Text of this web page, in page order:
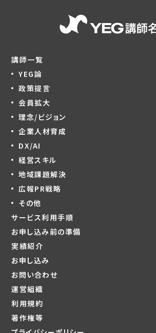
講師一覧
YEG論
政策提言
会員拡大
理念/ビジョン
企業人材育成
DX/AI
経営スキル
地域課題解決
広報PR戦略
その他
サービス利用手順
お申し込み前の準備
実績紹介
お申し込み
お問い合わせ
運営組織
利用規約
著作権等